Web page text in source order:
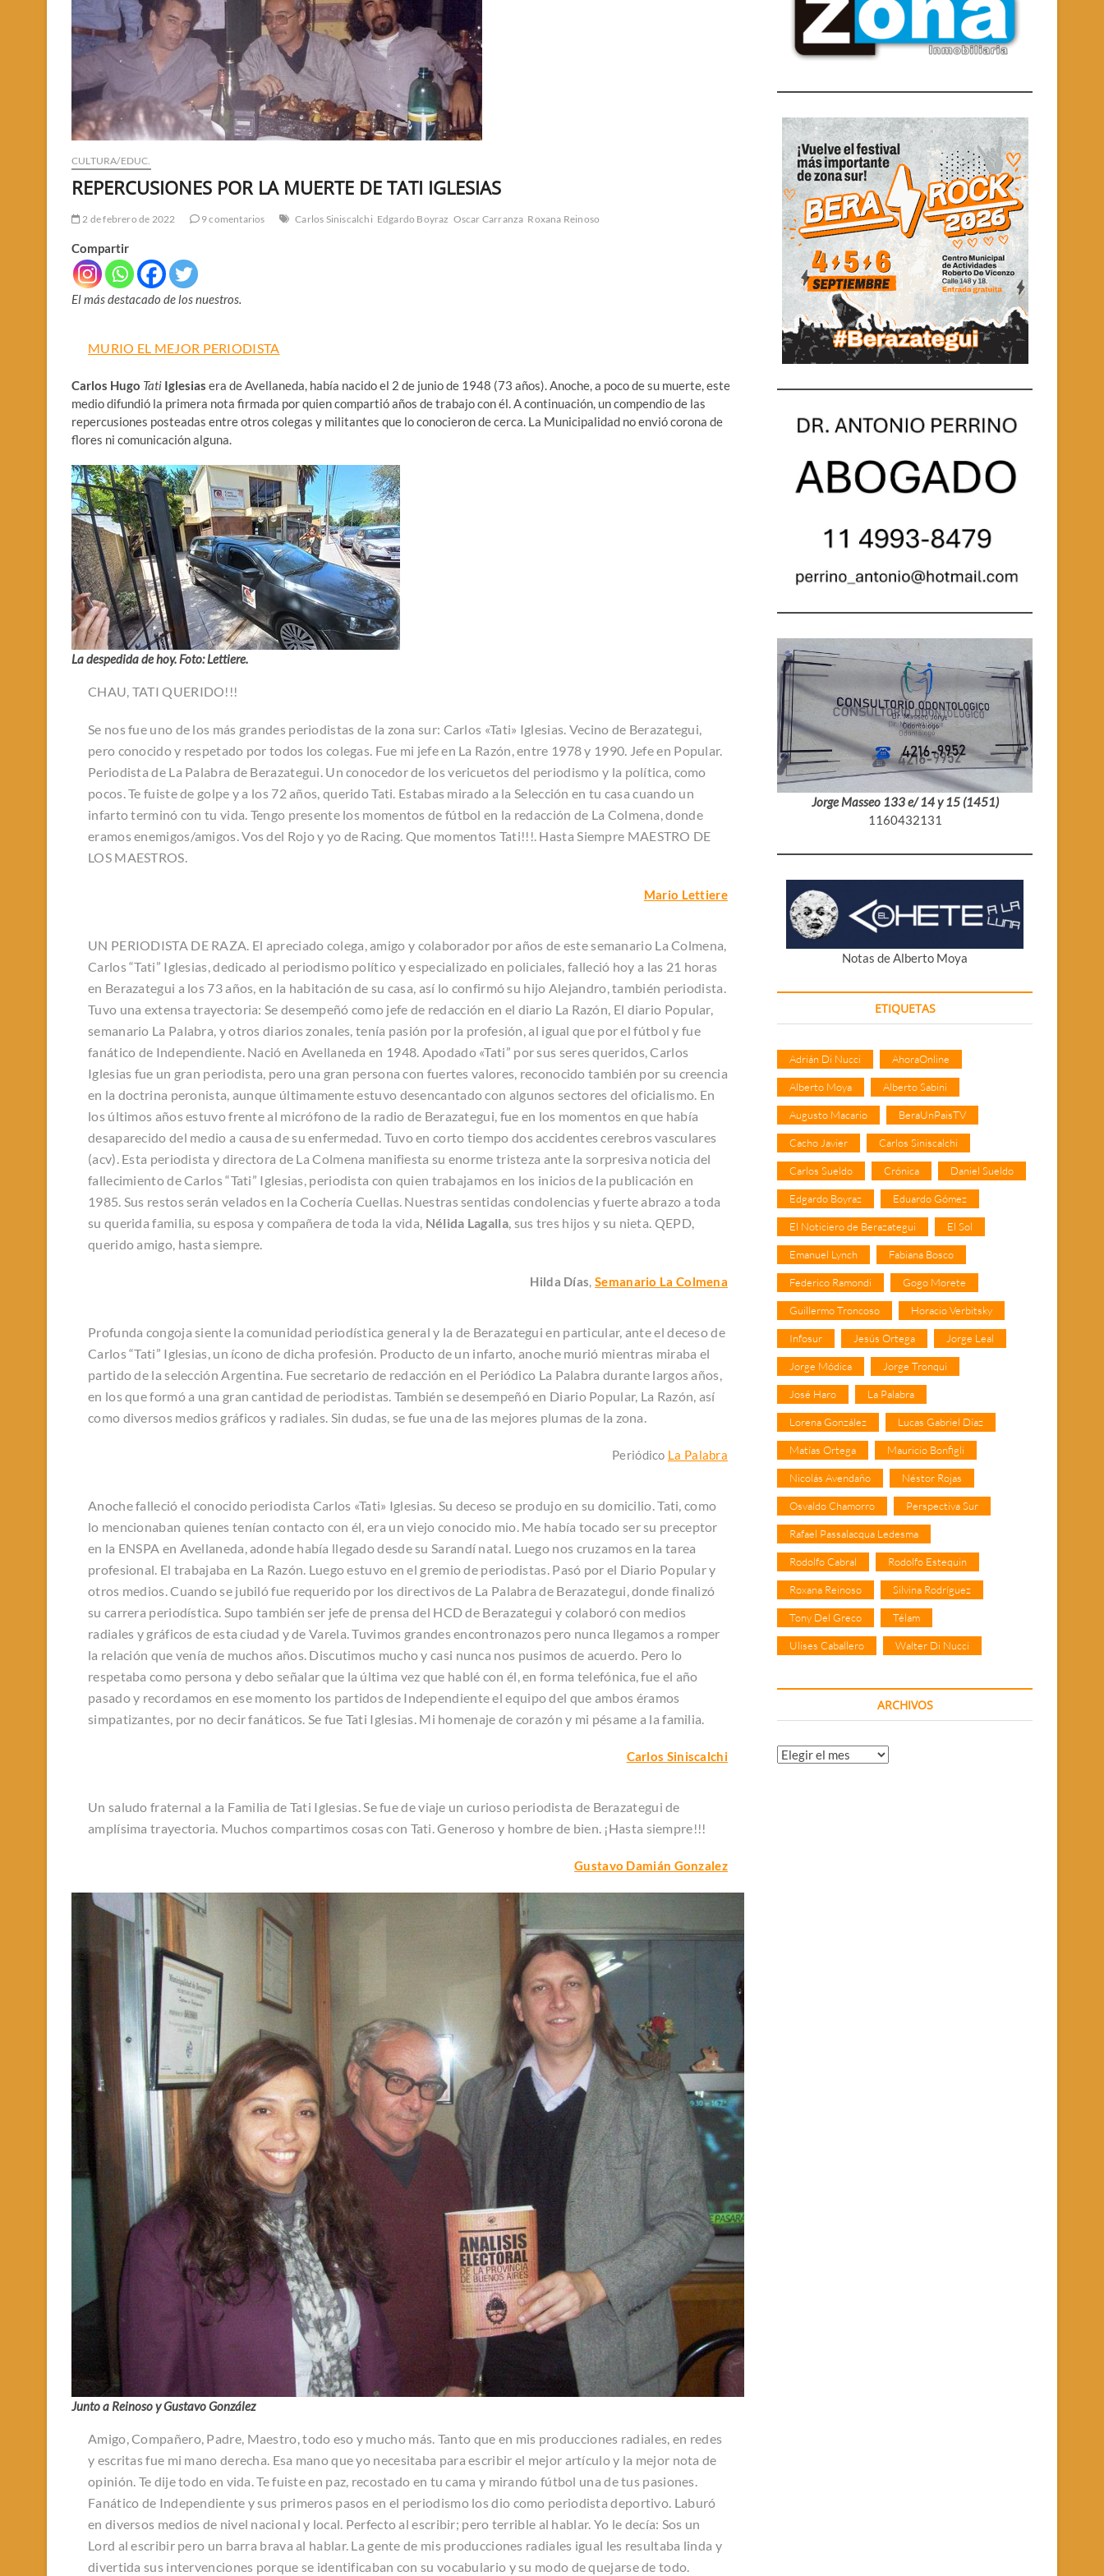
CULTURA/EDUC.
REPERCUSIONES POR LA MUERTE DE TATI IGLESIAS
2 de febrero de 2022 9 comentarios Carlos Siniscalchi Edgardo Boyraz Oscar Carranza Roxana Reinoso
Compartir
El más destacado de los nuestros.
MURIO EL MEJOR PERIODISTA
Carlos Hugo Tati Iglesias era de Avellaneda, había nacido el 2 de junio de 1948 (73 años). Anoche, a poco de su muerte, este
medio difundió la primera nota firmada por quien compartió años de trabajo con él. A continuación, un compendio de las
repercusiones posteadas entre otros colegas y militantes que lo conocieron de cerca. La Municipalidad no envió corona de
flores ni comunicación alguna.
La despedida de hoy. Foto: Lettiere.
CHAU, TATI QUERIDO!!!
Se nos fue uno de los más grandes periodistas de la zona sur: Carlos «Tati» Iglesias. Vecino de Berazategui,
pero conocido y respetado por todos los colegas. Fue mi jefe en La Razón, entre 1978 y 1990. Jefe en Popular.
Periodista de La Palabra de Berazategui. Un conocedor de los vericuetos del periodismo y la política, como
pocos. Te fuiste de golpe y a los 72 años, querido Tati. Estabas mirado a la Selección en tu casa cuando un
infarto terminó con tu vida. Tengo presente los momentos de fútbol en la redacción de La Colmena, donde
eramos enemigos/amigos. Vos del Rojo y yo de Racing. Que momentos Tati!!!. Hasta Siempre MAESTRO DE
LOS MAESTROS.
Mario Lettiere
UN PERIODISTA DE RAZA. El apreciado colega, amigo y colaborador por años de este semanario La Colmena,
Carlos “Tati” Iglesias, dedicado al periodismo político y especializado en policiales, falleció hoy a las 21 horas
en Berazategui a los 73 años, en la habitación de su casa, así lo confirmó su hijo Alejandro, también periodista.
Tuvo una extensa trayectoria: Se desempeñó como jefe de redacción en el diario La Razón, El diario Popular,
semanario La Palabra, y otros diarios zonales, tenía pasión por la profesión, al igual que por el fútbol y fue
fanático de Independiente. Nació en Avellaneda en 1948. Apodado «Tati” por sus seres queridos, Carlos
Iglesias fue un gran periodista, pero una gran persona con fuertes valores, reconocido también por su creencia
en la doctrina peronista, aunque últimamente estuvo desencantado con algunos sectores del oficialismo. En
los últimos años estuvo frente al micrófono de la radio de Berazategui, fue en los momentos en que había
desaparecido del medio a causa de su enfermedad. Tuvo en corto tiempo dos accidentes cerebros vasculares
(acv). Esta periodista y directora de La Colmena manifiesta su enorme tristeza ante la sorpresiva noticia del
fallecimiento de Carlos “Tati” Iglesias, periodista con quien trabajamos en los inicios de la publicación en
1985. Sus restos serán velados en la Cochería Cuellas. Nuestras sentidas condolencias y fuerte abrazo a toda
su querida familia, su esposa y compañera de toda la vida, Nélida Lagalla, sus tres hijos y su nieta. QEPD,
querido amigo, hasta siempre.
Hilda Días, Semanario La Colmena
Profunda congoja siente la comunidad periodística general y la de Berazategui en particular, ante el deceso de
Carlos “Tati” Iglesias, un ícono de dicha profesión. Producto de un infarto, anoche murió mientras miraba el
partido de la selección Argentina. Fue secretario de redacción en el Periódico La Palabra durante largos años,
en los que formó a una gran cantidad de periodistas. También se desempeñó en Diario Popular, La Razón, así
como diversos medios gráficos y radiales. Sin dudas, se fue una de las mejores plumas de la zona.
Periódico La Palabra
Anoche falleció el conocido periodista Carlos «Tati» Iglesias. Su deceso se produjo en su domicilio. Tati, como
lo mencionaban quienes tenían contacto con él, era un viejo conocido mio. Me había tocado ser su preceptor
en la ENSPA en Avellaneda, adonde había llegado desde su Sarandí natal. Luego nos cruzamos en la tarea
profesional. El trabajaba en La Razón. Luego estuvo en el gremio de periodistas. Pasó por el Diario Popular y
otros medios. Cuando se jubiló fue requerido por los directivos de La Palabra de Berazategui, donde finalizó
su carrera periodística. Supo también ser jefe de prensa del HCD de Berazategui y colaboró con medios
radiales y gráficos de esta ciudad y de Varela. Tuvimos grandes encontronazos pero nunca llegamos a romper
la relación que venía de muchos años. Discutimos mucho y casi nunca nos pusimos de acuerdo. Pero lo
respetaba como persona y debo señalar que la última vez que hablé con él, en forma telefónica, fue el año
pasado y recordamos en ese momento los partidos de Independiente el equipo del que ambos éramos
simpatizantes, por no decir fanáticos. Se fue Tati Iglesias. Mi homenaje de corazón y mi pésame a la familia.
Carlos Siniscalchi
Un saludo fraternal a la Familia de Tati Iglesias. Se fue de viaje un curioso periodista de Berazategui de
amplísima trayectoria. Muchos compartimos cosas con Tati. Generoso y hombre de bien. ¡Hasta siempre!!!
Gustavo Damián Gonzalez
Junto a Reinoso y Gustavo González
Amigo, Compañero, Padre, Maestro, todo eso y mucho más. Tanto que en mis producciones radiales, en redes
y escritas fue mi mano derecha. Esa mano que yo necesitaba para escribir el mejor artículo y la mejor nota de
opinión. Te dije todo en vida. Te fuiste en paz, recostado en tu cama y mirando fútbol una de tus pasiones.
Fanático de Independiente y sus primeros pasos en el periodismo los dio como periodista deportivo. Laburó
en diversos medios de nivel nacional y local. Perfecto al escribir; pero terrible al hablar. Yo le decía: Sos un
Lord al escribir pero un barra brava al hablar. La gente de mis producciones radiales igual les resultaba linda y
divertida sus intervenciones porque se identificaban con su vocabulario y su modo de quejarse de todo.
Jorge Masseo 133 e/ 14 y 15 (1451)
1160432131
Notas de Alberto Moya
ETIQUETAS
Adrián Di Nucci AhoraOnline
Alberto Moya Alberto Sabini
Augusto Macario BeraUnPaisTV
Cacho Javier Carlos Siniscalchi
Carlos Sueldo Crónica Daniel Sueldo
Edgardo Boyraz Eduardo Gómez
El Noticiero de Berazategui El Sol
Emanuel Lynch Fabiana Bosco
Federico Ramondi Gogo Morete
Guillermo Troncoso Horacio Verbitsky
Infosur Jesús Ortega Jorge Leal
Jorge Módica Jorge Tronqui
José Haro La Palabra
Lorena González Lucas Gabriel Díaz
Matías Ortega Mauricio Bonfigli
Nicolás Avendaño Néstor Rojas
Osvaldo Chamorro Perspectiva Sur
Rafael Passalacqua Ledesma
Rodolfo Cabral Rodolfo Estequin
Roxana Reinoso Silvina Rodríguez
Tony Del Greco Télam
Ulises Caballero Walter Di Nucci
ARCHIVOS
Archivos